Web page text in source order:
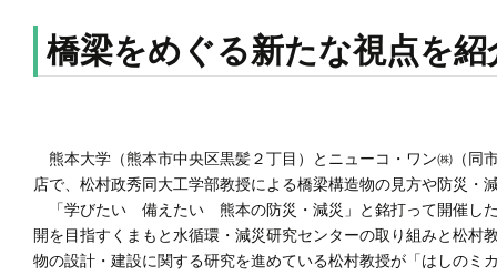
橋梁をめぐる新たな視点を
熊本大学（熊本市中央区黒髪２丁目）とニューコ・ワン㈱（同
店で、松村政秀同大工学部教授による橋梁構造物の見方や防災
「学びたい 備えたい 熊本の防災・減災」と銘打って開催した
開を目指すくまもと水循環・減災研究センターの取り組みと松
物の設計・建設に関する研究を進めている松村教授が「はしの